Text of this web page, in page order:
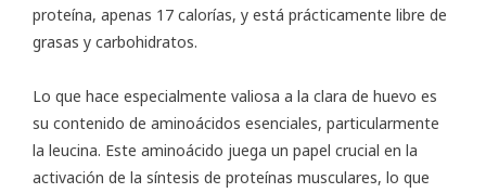
proteína, apenas 17 calorías, y está prácticamente libre de
grasas y carbohidratos.
Lo que hace especialmente valiosa a la clara de huevo es
su contenido de aminoácidos esenciales, particularmente
la leucina. Este aminoácido juega un papel crucial en la
activación de la síntesis de proteínas musculares, lo que